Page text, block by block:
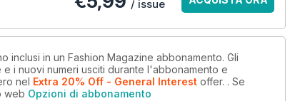
/ issue
inclusi in un Fashion Magazine abbonamento. Gli
i nuovi numeri usciti durante l'abbonamento e
nel Extra 20% Off - General Interest offer. . Se
web Opzioni di abbonamento